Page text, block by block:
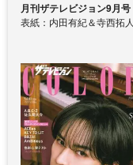
月刊ザテレビジョン9月号
表紙：内田有紀＆寺西拓人